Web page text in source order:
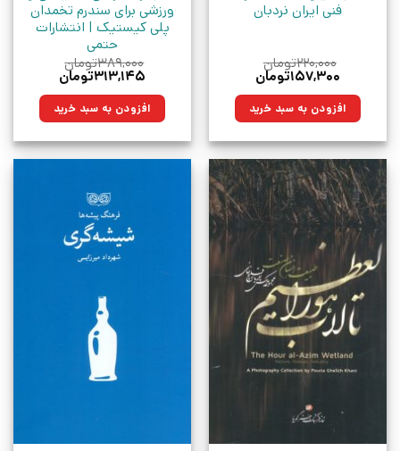
فنی ایران نردبان
۲۲۰,۰۰۰تومان
قیمت
۲۲۰,۰۰۰تومان
بود.
۱۵۷,۳۰۰تومان
۱۵۷,۳۰۰تومان.افزودن به سبد خرید
ورزشی برای سندرم تخمدان
پلی کیستیک | انتشارات
حتمی
۳۸۹,۰۰۰تومان
قیمت
۳۸۹,۰۰۰تومان
بود.
۳۱۳,۱۴۵تومان
۳۱۳,۱۴۵تومان.افزودن به سبد خرید